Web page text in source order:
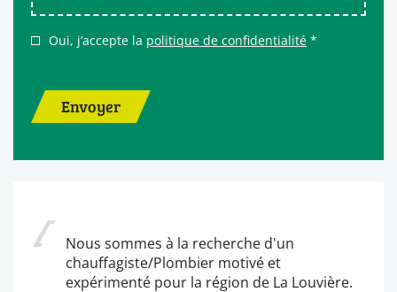
Oui, j’accepte la politique de confidentialité *
Envoyer
Nous sommes à la recherche d'un
chauffagiste/Plombier motivé et
expérimenté pour la région de La Louvière.